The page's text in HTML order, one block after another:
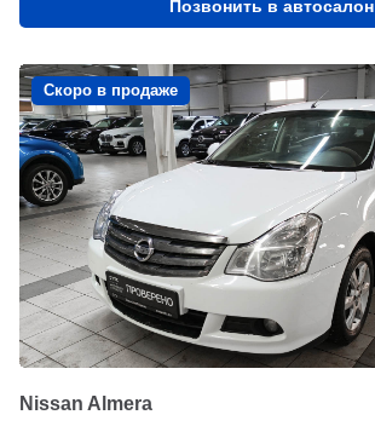
Позвонить в автосалон
Скоро в продаже
Nissan Almera